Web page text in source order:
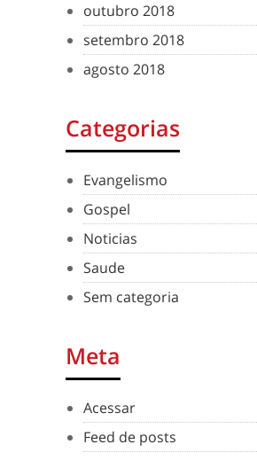
outubro 2018
setembro 2018
agosto 2018
Categorias
Evangelismo
Gospel
Noticias
Saude
Sem categoria
Meta
Acessar
Feed de posts